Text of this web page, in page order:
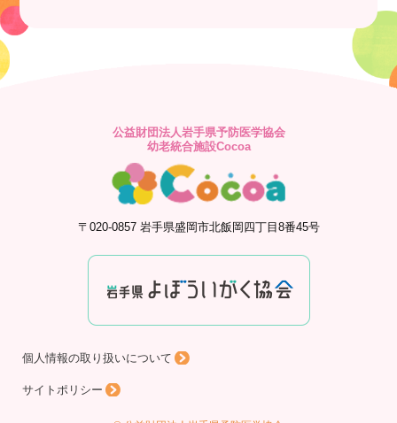
公益財団法人岩手県予防医学協会
幼老統合施設Cocoa
〒020-0857 岩手県盛岡市北飯岡四丁目8番45号
個人情報の取り扱いについて
サイトポリシー